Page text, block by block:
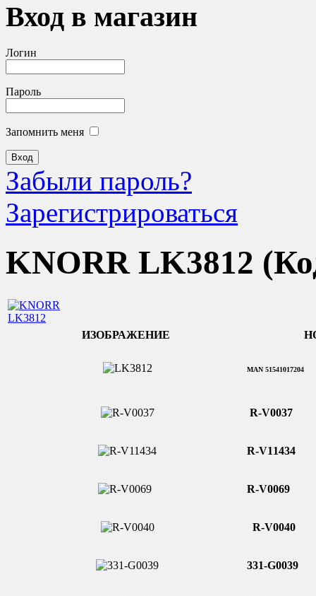
Вход в магазин
Логин
Пароль
Запомнить меня
Забыли пароль?
Зарегистрироваться
KNORR LK3812
ИЗОБРАЖЕНИЕ
MAN 51541017204
R-V0037
R-V11434
R-V0069
R-V0040
331-G0039